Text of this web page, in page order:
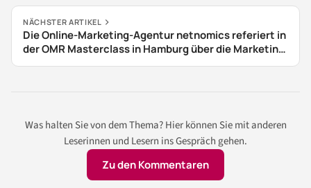
NÄCHSTER ARTIKEL
Die Online-Marketing-Agentur netnomics referiert in
der OMR Masterclass in Hamburg über die Marketing
Cloud
Was halten Sie von dem Thema? Hier können Sie mit anderen
Leserinnen und Lesern ins Gespräch gehen.
Zu den Kommentaren